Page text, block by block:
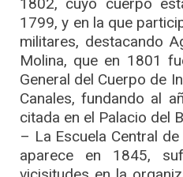
1799, y en la que
militares, destacando
Molina, que en 1801
General del Cuerpo de
Canales, fundando al
citada en el Palacio del
– La Escuela Central
aparece en 1845,